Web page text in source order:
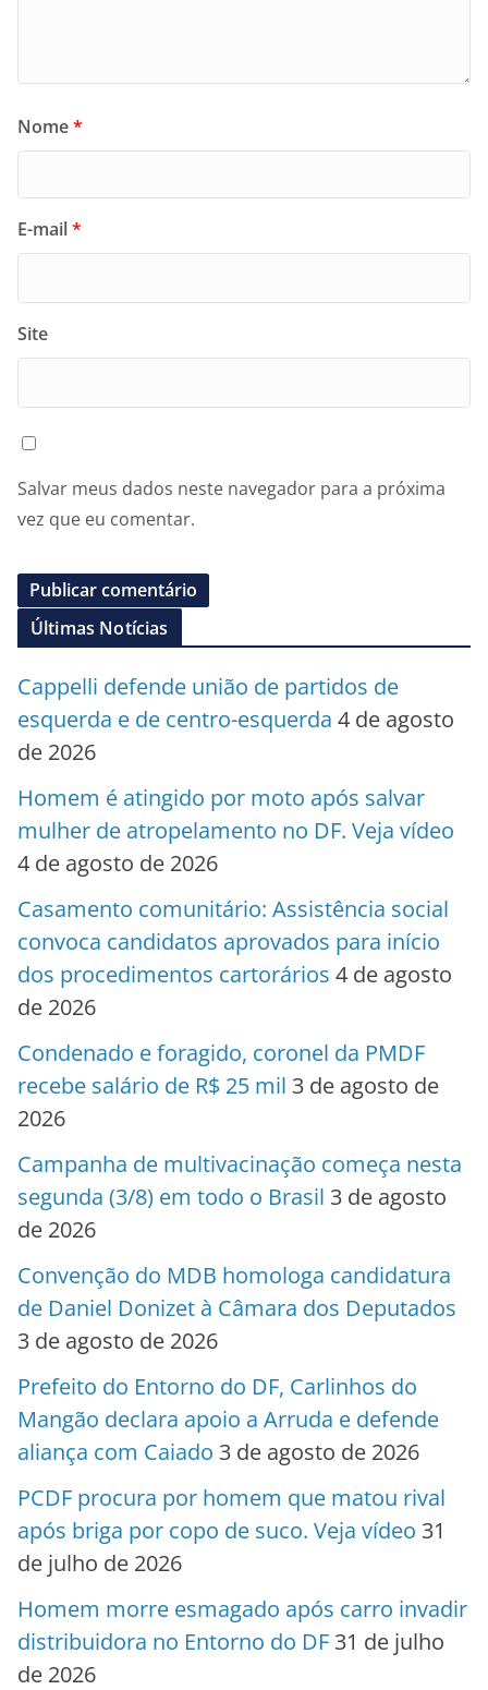
Nome*
E-mail*
Site
Salvar meus dados neste navegador para a próxima
vez que eu comentar.
Últimas Notícias
Cappelli defende união de partidos de
esquerda e de centro-esquerda 4 de agosto
de 2026
Homem é atingido por moto após salvar
mulher de atropelamento no DF. Veja vídeo
4 de agosto de 2026
Casamento comunitário: Assistência social
convoca candidatos aprovados para início
dos procedimentos cartorários 4 de agosto
de 2026
Condenado e foragido, coronel da PMDF
recebe salário de R$ 25 mil 3 de agosto de
2026
Campanha de multivacinação começa nesta
segunda (3/8) em todo o Brasil 3 de agosto
de 2026
Convenção do MDB homologa candidatura
de Daniel Donizet à Câmara dos Deputados
3 de agosto de 2026
Prefeito do Entorno do DF, Carlinhos do
Mangão declara apoio a Arruda e defende
aliança com Caiado 3 de agosto de 2026
PCDF procura por homem que matou rival
após briga por copo de suco. Veja vídeo 31
de julho de 2026
Homem morre esmagado após carro invadir
distribuidora no Entorno do DF 31 de julho
de 2026